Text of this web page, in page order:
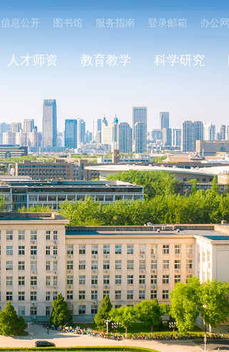
信息公开 图书馆 服务指南 登录邮箱 办公网
人才师资 教育教学 科学研究